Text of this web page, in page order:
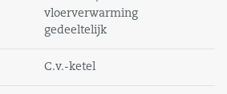
vloerverwarming
gedeeltelijk
C.v.-ketel